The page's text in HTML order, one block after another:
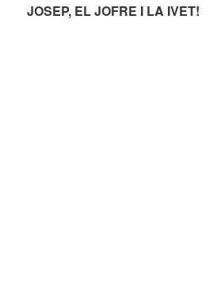
JOSEP, EL JOFRE I LA IVET!